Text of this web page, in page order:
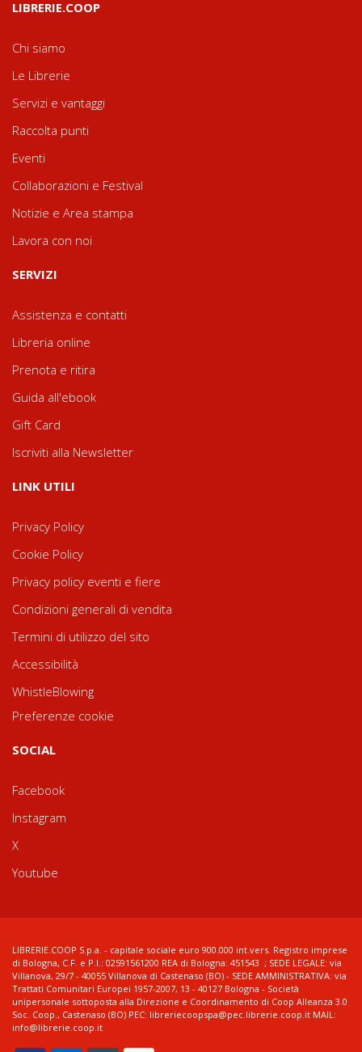
LIBRERIE.COOP
Chi siamo
Le Librerie
Servizi e vantaggi
Raccolta punti
Eventi
Collaborazioni e Festival
Notizie e Area stampa
Lavora con noi
SERVIZI
Assistenza e contatti
Libreria online
Prenota e ritira
Guida all'ebook
Gift Card
Iscriviti alla Newsletter
LINK UTILI
Privacy Policy
Cookie Policy
Privacy policy eventi e fiere
Condizioni generali di vendita
Termini di utilizzo del sito
Accessibilità
WhistleBlowing
Preferenze cookie
SOCIAL
Facebook
Instagram
X
Youtube
LIBRERIE.COOP S.p.a. - capitale sociale euro 900.000 int.vers. Registro imprese
di Bologna, C.F. e P.I.: 02591561200 REA di Bologna: 451543 ; SEDE LEGALE: via
Villanova, 29/7 - 40055 Villanova di Castenaso (BO) - SEDE AMMINISTRATIVA: via
Trattati Comunitari Europei 1957-2007, 13 - 40127 Bologna - Società
unipersonale sottoposta alla Direzione e Coordinamento di Coop Alleanza 3.0
Soc. Coop., Castenaso (BO) PEC: libreriecoopspa@pec.librerie.coop.it MAIL:
info@librerie.coop.it